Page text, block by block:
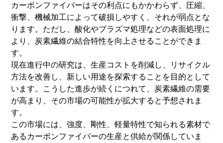
カーボンファイバーはその利点にもかかわらず、圧縮、
衝撃、機械加工によって破損しやすく、それが弱点とな
ります。ただし、酸化やプラズマ処理などの表面処理に
より、炭素繊維の結合特性を向上させることができま
す。
現在進行中の研究は、生産コストを削減し、リサイクル
方法を改善し、新しい用途を探索することを目的として
います。こうした進歩が続くにつれて、炭素繊維の需要
が高まり、その市場の可能性が拡大すると予想されま
す。
この市場には、強度、剛性、軽量特性で知られる素材で
あるカーボンファイバーの生産と供給が関係していま